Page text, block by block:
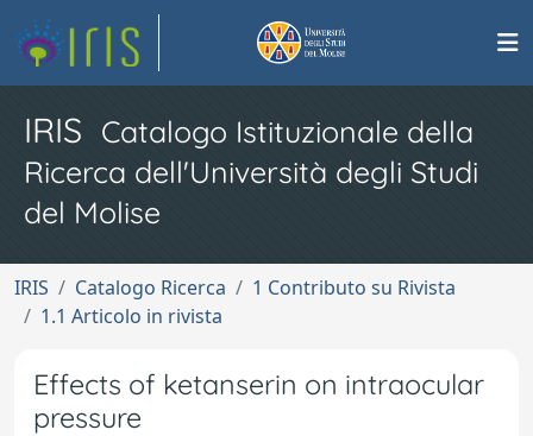
IRIS Catalogo Istituzionale della
Ricerca dell'Università degli Studi
del Molise
IRIS Catalogo Ricerca
1 Contributo su Rivista
1.1 Articolo in rivista
Effects of ketanserin on intraocular
pressure